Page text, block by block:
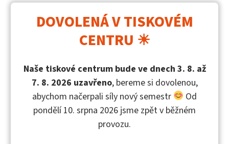
Obsah publikaceArchitektura výběru zdravějšího
O autorech
Denisa Karolyová
doc. Ing. Zuzana Dohnalová, Ph.D. (profesní
na webových stránkách UTB ve Zlíně)
DOVOLENÁ V TISKOVÉM
CENTRU ☀
Naše tiskové centrum bude ve dnech 3. 8. až
7. 8. 2026 uzavřeno, bereme si dovolenou,
abychom načerpali síly nový semestr
Od
pondělí 10. srpna 2026 jsme zpět v běžném
provozu.